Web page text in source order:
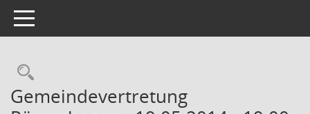
Toggle navigation
Rechercheauswahl
Gemeindevertretung